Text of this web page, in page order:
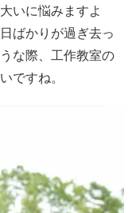
いに悩みますよ
ばかりが過ぎ去っ
な際、工作教室の
ですね。